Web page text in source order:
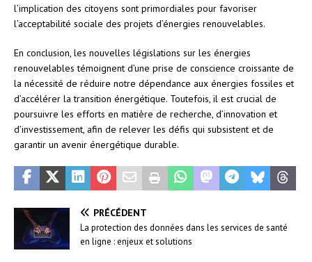
l’implication des citoyens sont primordiales pour favoriser
l’acceptabilité sociale des projets d’énergies renouvelables.
En conclusion, les nouvelles législations sur les énergies
renouvelables témoignent d’une prise de conscience croissante de
la nécessité de réduire notre dépendance aux énergies fossiles et
d’accélérer la transition énergétique. Toutefois, il est crucial de
poursuivre les efforts en matière de recherche, d’innovation et
d’investissement, afin de relever les défis qui subsistent et de
garantir un avenir énergétique durable.
PRÉCÉDENT
La protection des données dans les services de santé
en ligne : enjeux et solutions